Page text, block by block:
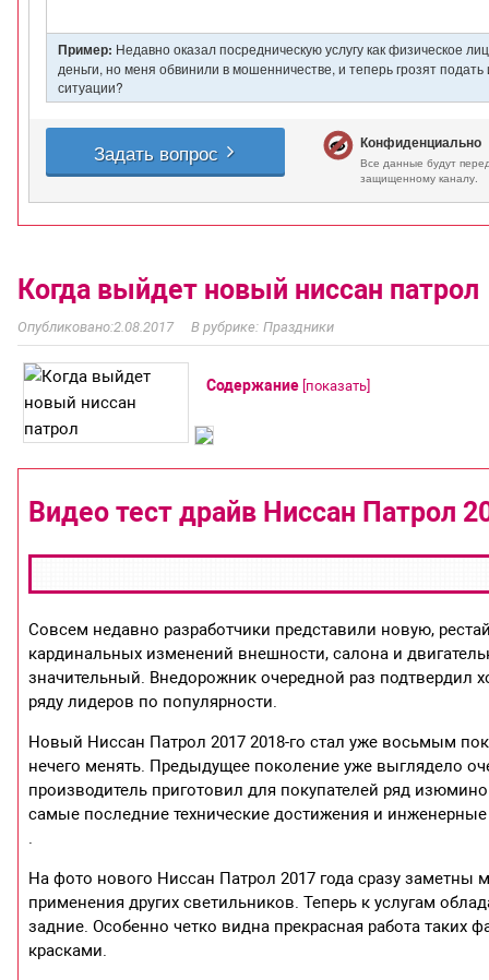
Когда выйдет новый ниссан патрол
2.08.2017 Праздники
Содержание показать
Видео тест драйв Ниссан Патрол
Совсем недавно разработчики представили новую,
кардинальных изменений внешности, салона и
значительный. Внедорожник очередной раз
ряду лидеров по популярности.
Новый Ниссан Патрол 2017 2018-го стал уже восьмым
нечего менять. Предыдущее поколение уже выглядело
производитель приготовил для покупателей ряд
самые последние технические достижения и
.
На фото нового Ниссан Патрол 2017 года сразу
применения других светильников. Теперь к услугам
задние. Особенно четко видна прекрасная работа
красками.